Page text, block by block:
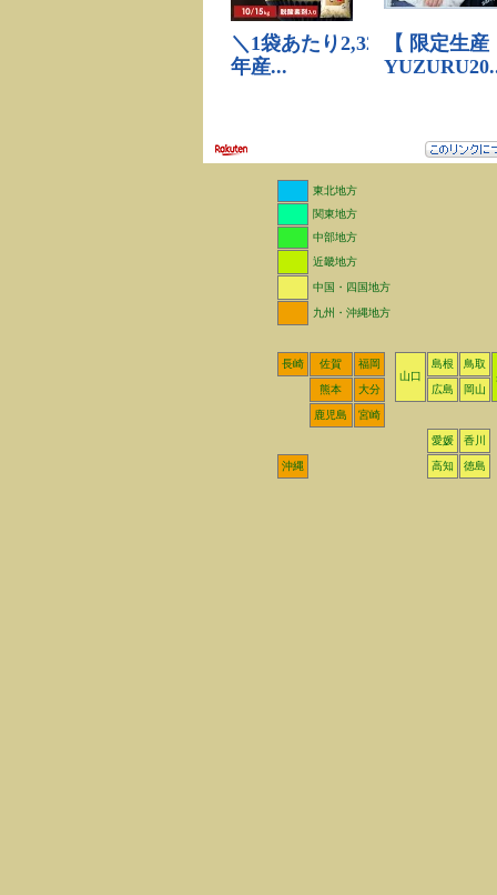
東北地方
関東地方
中部地方
近畿地方
中国・四国地方
九州・沖縄地方
長崎 佐賀
福岡
山口
島根
鳥取
熊本
大分 広島 岡山
鹿児島 宮崎
愛媛 香川
沖縄 高知 徳島